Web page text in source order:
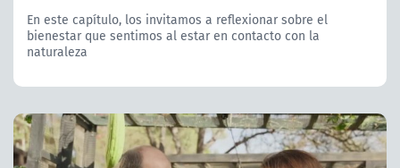
En este capítulo, los invitamos a reflexionar sobre el
bienestar que sentimos al estar en contacto con la
naturaleza